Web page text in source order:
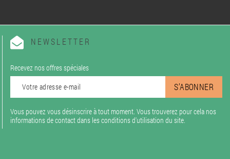
NEWSLETTER
Recevez nos offres spéciales
Vous pouvez vous désinscrire à tout moment. Vous trouverez pour cela nos
informations de contact dans les conditions d'utilisation du site.